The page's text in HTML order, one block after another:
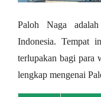
Paloh Naga
Indonesia. Tempat
terlupakan bagi para
lengkap mengenai